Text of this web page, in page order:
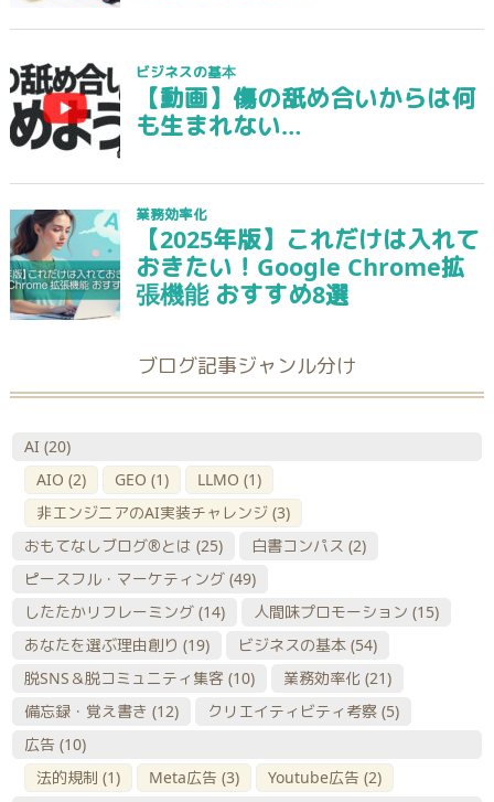
ブログ記事ジャンル分け
AI (20)
AIO (2) GEO (1) LLMO (1)
非エンジニアのAI実装チャレンジ (3)
おもてなしブログ®とは (25) 白書コンパス (2)
ピースフル・マーケティング (49)
したたかリフレーミング (14) 人間味プロモーション (15)
あなたを選ぶ理由創り (19) ビジネスの基本 (54)
脱SNS＆脱コミュニティ集客 (10) 業務効率化 (21)
備忘録・覚え書き (12) クリエイティビティ考察 (5)
広告 (10)
法的規制 (1) Meta広告 (3) Youtube広告 (2)